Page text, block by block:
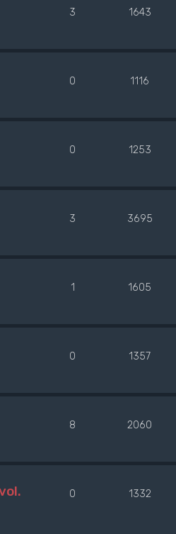
3 1643
0 1116
0 1253
3 3695
1 1605
0 1357
8 2060
0 1332